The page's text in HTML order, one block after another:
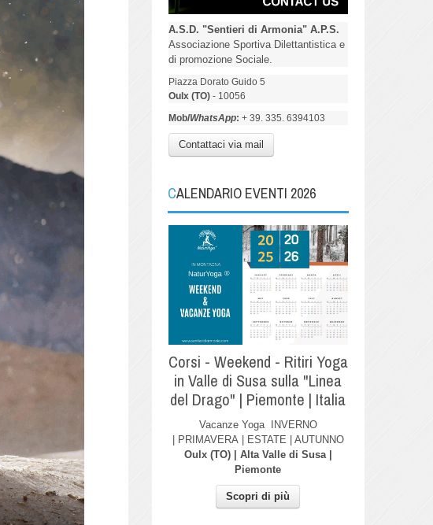
A.S.D. "Sentieri di Armonia" A.P.S.
Associazione Sportiva Dilettantistica e
di promozione Sociale.
Piazza Dorato Guido 5
Oulx (TO)- 10056
Mob/WhatsApp: + 39. 335. 6394103
Contattaci via mail
CALENDARIO EVENTI 2026
Corsi - Weekend - Ritiri Yoga
in Valle di Susa sulla "Linea
del Drago" | Piemonte | Italia
Vacanze Yoga INVERNO
| PRIMAVERA | ESTATE | AUTUNNO
Oulx (TO) | Alta Valle di Susa |
Piemonte
Scopri di più